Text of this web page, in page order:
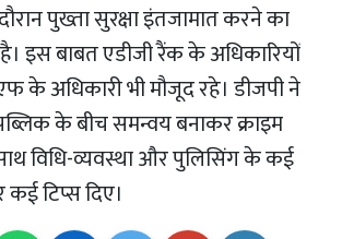
पुख्ता सुरक्षा इंतजामात करने का
है। इस बाबत एडीजी रैंक के अधिकारियों
के अधिकारी भी मौजूद रहे। डीजपी ने
के बीच समन्वय बनाकर क्राइम
विधि-व्यवस्था और पुलिसिंग के कई
टिप्स दिए।